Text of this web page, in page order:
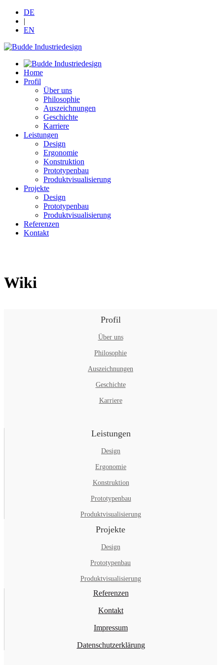
DE
|
EN
Home
Profil
Über uns
Philosophie
Auszeichnungen
Geschichte
Karriere
Leistungen
Design
Ergonomie
Konstruktion
Prototypenbau
Produktvisualisierung
Projekte
Design
Prototypenbau
Produktvisualisierung
Referenzen
Kontakt
Wiki
Profil
Über uns
Philosophie
Auszeichnungen
Geschichte
Karriere
Leistungen
Design
Ergonomie
Konstruktion
Prototypenbau
Produktvisualisierung
Projekte
Design
Prototypenbau
Produktvisualisierung
Referenzen
Kontakt
Impressum
Datenschutzerklärung